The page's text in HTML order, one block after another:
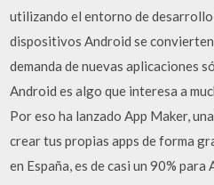
utilizando el entorno de
dispositivos Android se convierten
demanda de nuevas aplicaciones
Android es algo que interesa a
Por eso ha lanzado App Maker,
crear tus propias apps de forma
en España, es de casi un 90% para